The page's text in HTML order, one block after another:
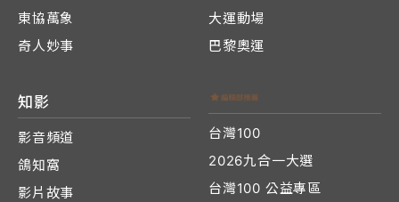
東協萬象
奇人妙事
大運動場
巴黎奧運
知影
影音頻道
鴿知窩
影片故事
台灣100
2026九合一大選
台灣100 公益專區